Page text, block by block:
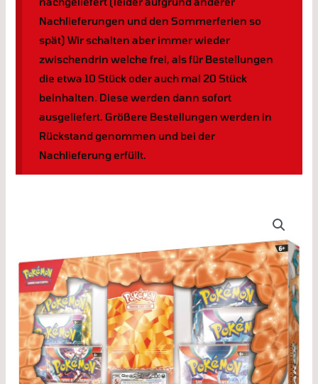
Nachlieferungen und den Sommerferien so
spät) Wir schalten aber immer wieder
zwischendrin welche frei, als für Bestellungen
die etwa 10 Stück oder auch mal 20 Stück
beinhalten. Diese werden dann sofort
ausgeliefert. Größere Bestellungen werden in
Rückstand genommen und bei der
Nachlieferung erfüllt.